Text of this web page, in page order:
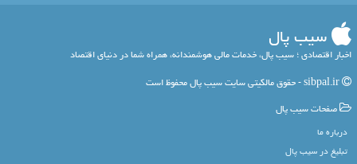
سیب پال
اخبار اقتصادی ؛ سیب پال، خدمات مالی هوشمندانه، همراه شما در دنیای اقتصاد
صفحات سیب پال
درباره ما
تبلیغ در سیب پال